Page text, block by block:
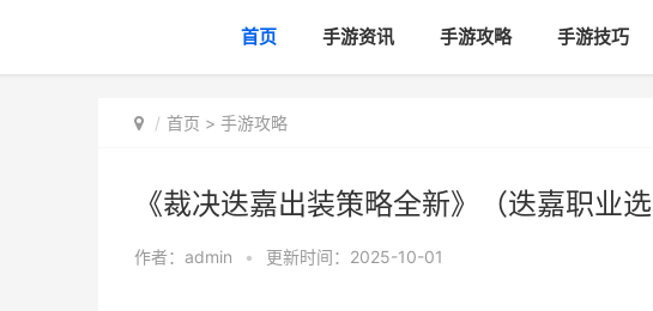
首页 手游资讯 手游攻略 手游技巧
首页 > 手游攻略
《裁决迭嘉出装策略全新》（迭嘉职业
作者： admin • 更新时间：2025-10-01